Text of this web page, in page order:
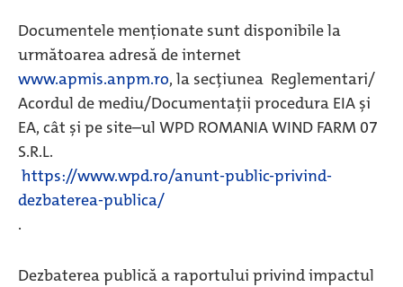
Documentele menţionate sunt disponibile la
următoarea adresă de internet
www.apmis.anpm.ro, la secțiunea Reglementari/
Acordul de mediu/Documentații procedura EIA și
EA, cât și pe site–ul WPD ROMANIA WIND FARM 07
S.R.L.
https://www.wpd.ro/anunt-public-privind-
dezbaterea-publica/
.
Dezbaterea publică a raportului privind impactul